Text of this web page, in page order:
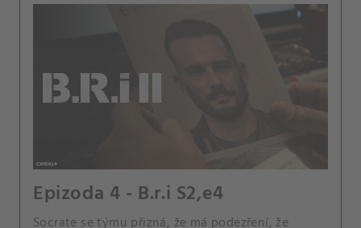
Epizoda 4 - B.r.i S2,e4
Socrate se týmu přizná, že má podezření, že